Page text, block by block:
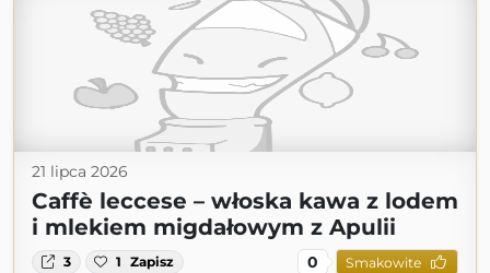
21 lipca 2026
Caffè leccese – włoska kawa z lodem
i mlekiem migdałowym z Apulii
3 1 Zapisz 0 Smakowite